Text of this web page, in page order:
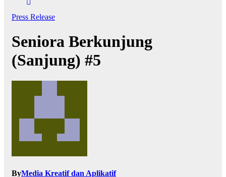
Press Release
Seniora Berkunjung
(Sanjung) #5
ByMedia Kreatif dan Aplikatif